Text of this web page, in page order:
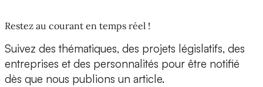
Restez au courant en temps réel !
Suivez des thématiques, des projets législatifs, des
entreprises et des personnalités pour être notifié
dès que nous publions un article.